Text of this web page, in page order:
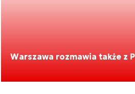
Warszawa rozmawia także z